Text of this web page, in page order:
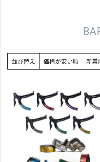
並び替え 価格が安い順 新着